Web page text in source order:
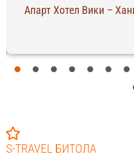
Апарт Хотел Вики –
S-TRAVEL БИТОЛА